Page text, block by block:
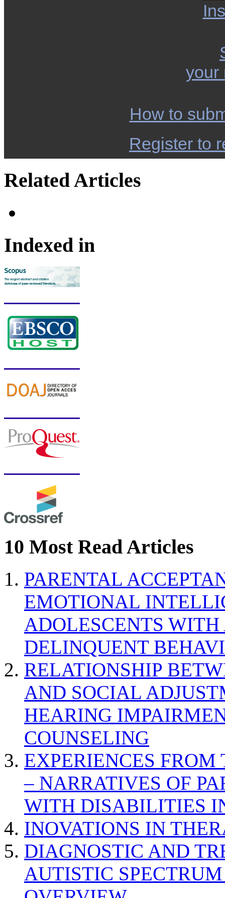
your
How to
Register to
Related Articles
Indexed in
10 Most Read Articles
PARENTAL
EMOTIONAL
ADOLESCENTS
DELINQUENT
RELATIONSHIP
AND SOCIAL
HEARING
COUNSELING
EXPERIENCES
– NARRATIVES OF
WITH DISABILITIES
INOVATIONS IN
DIAGNOSTIC AND
AUTISTIC